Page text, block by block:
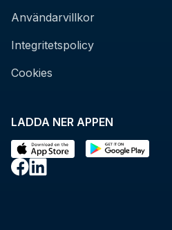
LADDA NER APPEN
Användarvillkor
Integritetspolicy
Cookies